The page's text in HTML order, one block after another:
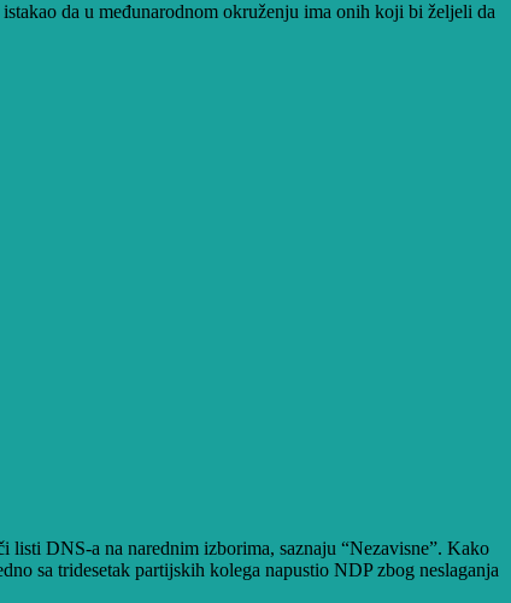
da u međunarodnom okruženju ima onih koji bi željeli da
DNS-a na narednim izborima, saznaju “Nezavisne”. Kako
sa tridesetak partijskih kolega napustio NDP zbog neslaganja